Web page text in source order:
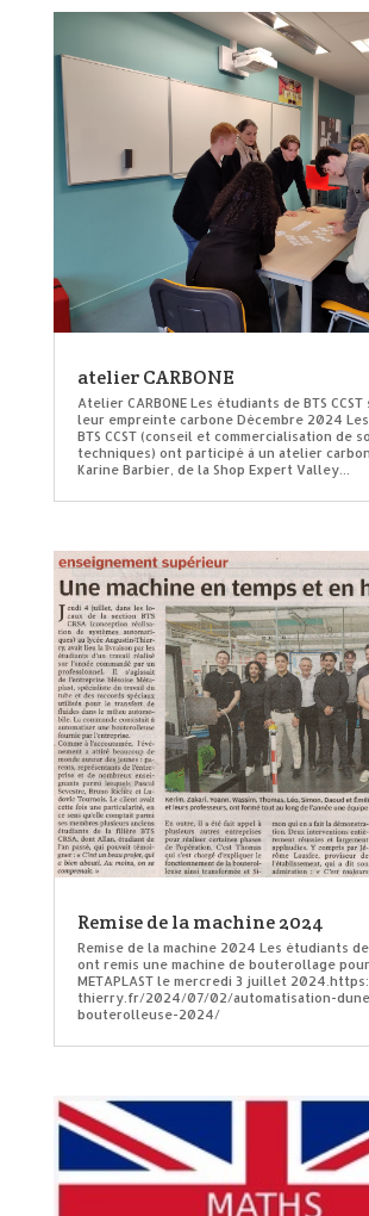
atelier CARBONE
Atelier CARBONE Les étudiants de BTS
leur empreinte carbone Décembre 2024
BTS CCST (conseil et commercialisation de
techniques) ont participé à un atelier
Karine Barbier, de la Shop Expert Valley...
Remise de la machine 2024
Remise de la machine 2024 Les étudiants de
ont remis une machine de bouterollage
METAPLAST le mercredi 3 juillet
thierry.fr/2024/07/02/automatisation-
bouterolleuse-2024/